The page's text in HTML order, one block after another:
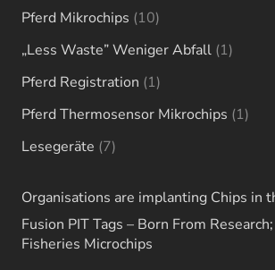
Pferd Mikrochips 1010
products
„Less Waste” Weniger Abfall 11
Pferd Registration 11
product
Pferd Thermosensor Mikrochips 11
Lesegeräte 77
Organisations are implanting Chips in
Fusion PIT Tags – Born From
Fisheries Microchips